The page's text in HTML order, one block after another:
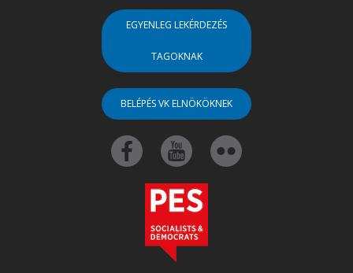
EGYENLEG LEKÉRDEZÉS
TAGOKNAK
BELÉPÉS VK ELNÖKÖKNEK